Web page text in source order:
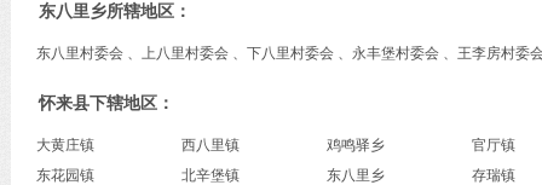
东八里乡所辖地区：
东八里村委会 、上八里村委会 、下八里村委会 、永丰堡村委会 、王李房村委
怀来县下辖地区：
大黄庄镇 西八里镇 鸡鸣驿乡
官厅镇
东花园镇
北辛堡镇 东八里乡
存瑞镇